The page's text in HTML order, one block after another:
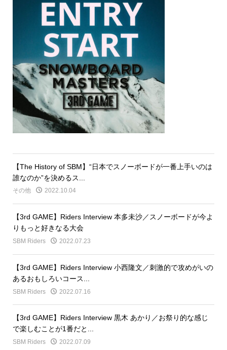
【The History of SBM】“日本でスノーボードが一番上手いのは
誰なのか”を決めるス...
その他 2022.10.04
【3rd GAME】Riders Interview 本多未沙／スノーボードが今よ
りもっと好きなる大会
SBM Riders 2022.07.23
【3rd GAME】Riders Interview 小西隆文／刺激的で攻めがいの
あるおもしろいコース...
SBM Riders 2022.07.16
【3rd GAME】Riders Interview 黒木 あかり／お祭り的な感じ
で楽しむことが1番だと...
SBM Riders 2022.07.09